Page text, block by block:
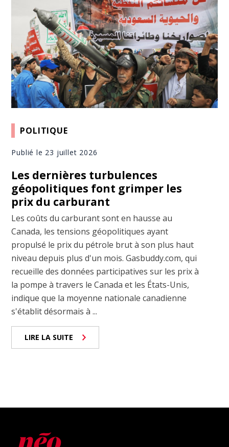
POLITIQUE
Publié le 23 juillet 2026
Les dernières turbulences
géopolitiques font grimper les
prix du carburant
Les coûts du carburant sont en hausse au
Canada, les tensions géopolitiques ayant
propulsé le prix du pétrole brut à son plus haut
niveau depuis plus d'un mois. Gasbuddy.com, qui
recueille des données participatives sur les prix à
la pompe à travers le Canada et les États-Unis,
indique que la moyenne nationale canadienne
s'établit désormais à ...
LIRE LA SUITE